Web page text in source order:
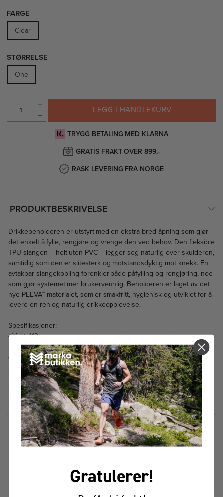
FARGE
Clear
STØRRELSE
One
LEGG I HANDLEKURV
TRYGG BETALING MED KLARNA
GRATIS FRAKT OVER 899,-
RASK LEVERING FRA NORGE
PRODUKTBESKRIVELSE
Drikkebeholderen er utstyrt med en ekstra bred åpning som gjør
det enkelt å fylle, rengjøre og vrenge den ved behov. Den fleksible
TPU-slangen – helt uten PVC – legger seg naturlig over skulderen,
samtidig som den er slitesterk og motstandsdyktig mot knekk. En
avtakbar slangekobling forenkler både påfylling og rengjøring, noe
som gjør systemet mer brukervennlig. Beholderen er laget av det
nye PEEVA™-materialet, som er smakfritt, hygienisk og utviklet for å
levere en ren og naturlig drikkeopplevelse.
Spesifikasjoner:
- Vekt: 119 g
- Volum: 1,5 L
- Materiale: PEEVA™ – et FDA-godkjent, BPA-fritt laminat av
polyetylen og etylen-vinylacetat
PRISHISTORIKK
FÅR VI FORESLÅ
Gratulerer!